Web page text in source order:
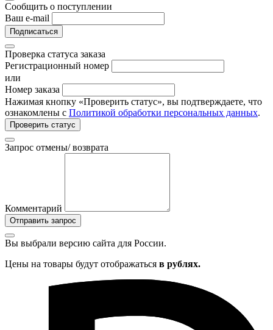
Сообщить о поступлении
Ваш e-mail
Подписаться
Проверка статуса заказа
Регистрационный номер
или
Номер заказа
Нажимая кнопку «Проверить статус», вы подтверждаете, что
ознакомлены с Политикой обработки персональных данных.
Проверить статус
Запрос отмены/ возврата
Комментарий
Отправить запрос
Вы выбрали версию сайта для России.
Цены на товары будут отображаться в рублях.